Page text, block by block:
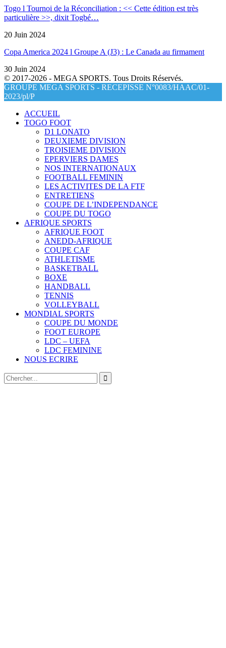
Togo l Tournoi de la Réconciliation : << Cette édition est très
particulière >>, dixit Togbé…
20 Juin 2024
Copa America 2024 l Groupe A (J3) : Le Canada au firmament
30 Juin 2024
© 2017-2026 - MEGA SPORTS. Tous Droits Réservés.
GROUPE MEGA SPORTS - RECEPISSE N°0083/HAAC/01-
2023/pl/P
ACCUEIL
TOGO FOOT
D1 LONATO
DEUXIEME DIVISION
TROISIEME DIVISION
EPERVIERS DAMES
NOS INTERNATIONAUX
FOOTBALL FEMININ
LES ACTIVITES DE LA FTF
ENTRETIENS
COUPE DE L’INDEPENDANCE
COUPE DU TOGO
AFRIQUE SPORTS
AFRIQUE FOOT
ANEDD-AFRIQUE
COUPE CAF
ATHLETISME
BASKETBALL
BOXE
HANDBALL
TENNIS
VOLLEYBALL
MONDIAL SPORTS
COUPE DU MONDE
FOOT EUROPE
LDC – UEFA
LDC FEMININE
NOUS ECRIRE